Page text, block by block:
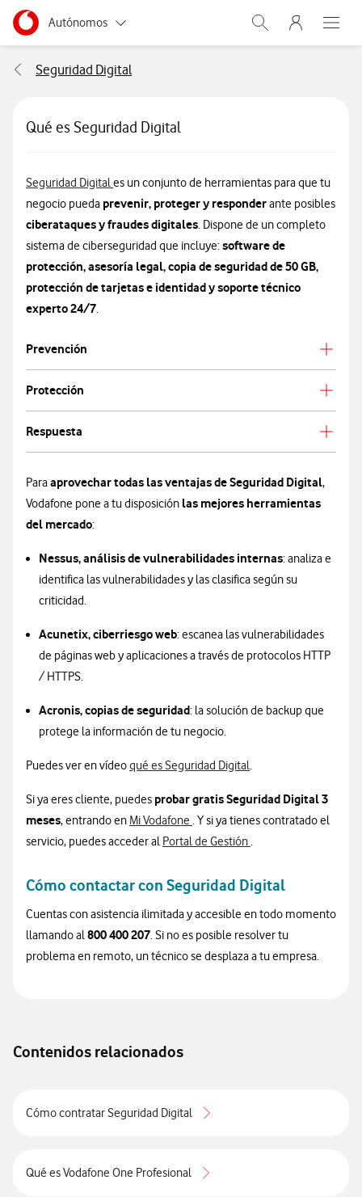
Ir a la pagina principal de vodafone.es
Menu navegación Segmento
Autónomos
Pymes
Abrir buscador.
Menu
Abre
Seguridad Digital
Qué es Seguridad Digital
Seguridad Digitales un conjunto de herramientas para que tu
negocio pueda prevenir, proteger y responderante posibles
ciberataques y fraudes digitales. Dispone de un completo
sistema de ciberseguridad que incluye:software de
protección, asesoría legal, copia de seguridad de 50 GB,
protección de tarjetas e identidad y soporte técnico
experto 24/7.
Prevención
Protección
Respuesta
Paraaprovechar todas las ventajas de Seguridad Digital,
Vodafone pone a tu disposición las mejores herramientas
del mercado:
Nessus, análisis de vulnerabilidades internas: analiza e
identifica las vulnerabilidades y las clasifica según su
criticidad.
Acunetix, ciberriesgo web: escanea las vulnerabilidades
de páginas web y aplicaciones a través de protocolos HTTP
/ HTTPS.
Acronis, copias de seguridad: la solución de backup que
protege la información de tu negocio.
Puedes ver en vídeoqué es Seguridad Digital.
Si ya eres cliente, puedes probar gratis Seguridad Digital 3
meses, entrando en Mi Vodafone . Y si ya tienes contratado el
servicio, puedes acceder al Portal de Gestión.
Cómo contactar con Seguridad Digital
Cuentas con asistencia ilimitada y accesible en todo momento
llamando al800 400 207. Si no es posible resolver tu
problema en remoto, un técnico se desplaza a tu empresa.
Contenidos relacionados
Cómo contratar Seguridad Digital
Qué es Vodafone One Profesional